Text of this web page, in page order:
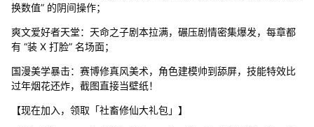
换数值” 的阴间操作；
爽文爱好者天堂：天命之子剧本拉满，碾压剧情密集爆发，每章都
有 “装 X 打脸” 名场面；
国漫美学暴击：赛博修真风美术，角色建模帅到舔屏，技能特效比
过年烟花还炸，截图直接当壁纸！
【现在加入，领取「社畜修仙大礼包」】